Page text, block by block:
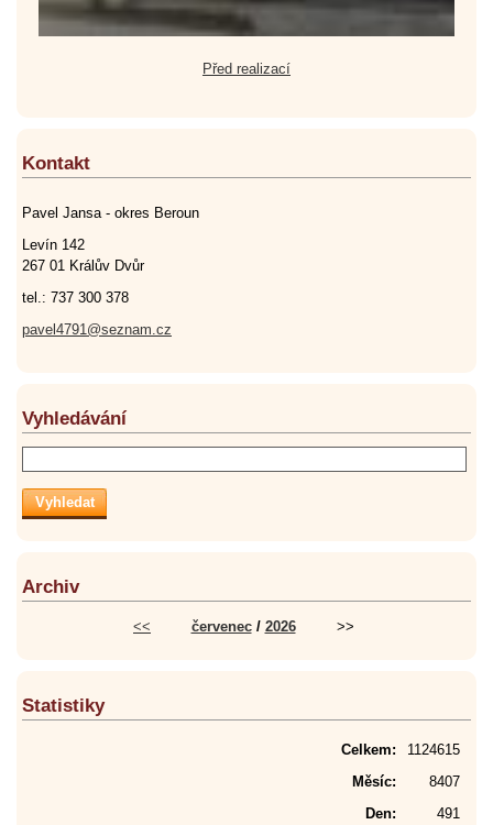
Před realizací
Kontakt
Pavel Jansa - okres Beroun
Levín 142
267 01 Králův Dvůr
tel.: 737 300 378
pavel4791@seznam.cz
Vyhledávání
Archiv
<< červenec/ 2026 >>
Statistiky
Celkem:
1124615
Měsíc:
8407
Den:
491